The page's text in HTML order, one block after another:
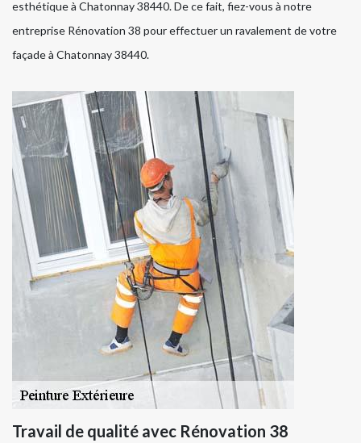
esthétique à Chatonnay 38440. De ce fait, fiez-vous à notre
entreprise Rénovation 38 pour effectuer un ravalement de votre
façade à Chatonnay 38440.
Travail de qualité avec Rénovation 38